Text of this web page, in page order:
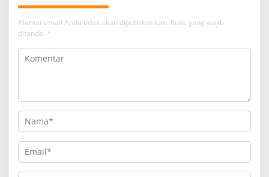
Alamat email Anda tidak akan dipublikasikan. Ruas yang wajib
ditandai *